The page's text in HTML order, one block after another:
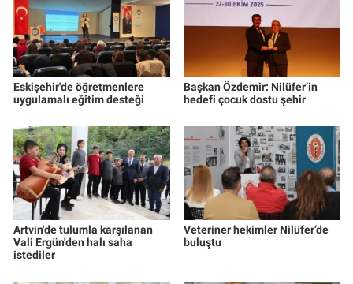
Eskişehir'de öğretmenlere
uygulamalı eğitim desteği
Başkan Özdemir: Nilüfer’in
hedefi çocuk dostu şehir
Artvin'de tulumla karşılanan
Vali Ergün'den halı saha
istediler
Veteriner hekimler Nilüfer’de
buluştu